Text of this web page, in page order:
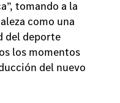
tomando a la
como una
del deporte
los momentos
del nuevo